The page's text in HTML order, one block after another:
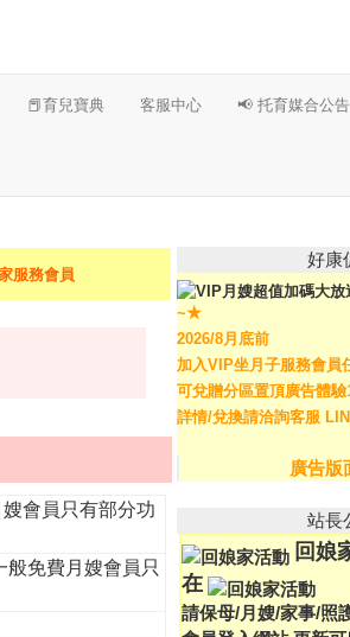
📕育兒寶典 客服中心 📢 托育媒合公告
服務會員
會員只有部分功
般免費月嫂會員只
好康
~★
2026/8月底前
加入VIP坐月子服務會員
可兌贈分區置頂廣告體驗
詳情/兌換請洽詢客服
廣告版
站長
回娘
在
請保母/月嫂/家事/照